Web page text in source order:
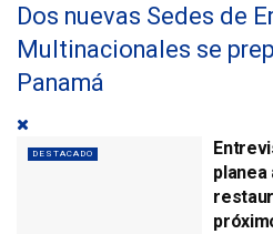
Dos nuevas Sedes de
Multinacionales se
Panamá
DESTACADO
planea